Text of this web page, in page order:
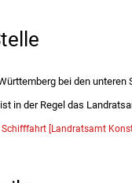
bei den
in der Regel das
[Landratsamt